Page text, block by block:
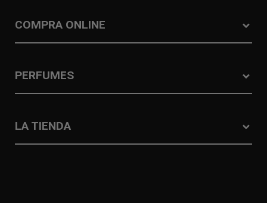
COMPRA ONLINE
PERFUMES
LA TIENDA